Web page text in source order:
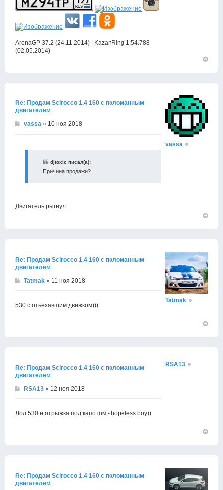
ArenaGP 37.2 (24.11.2014) | KazanRing 1:54.788
(02.05.2014)
Re: Продам Scirocco 1.4 160 с поломанным
двигателем
vassa » 10 ноя 2018
djtoxic писал(а):
Причина продажи?
Двигатель рыгнул
vassa
Re: Продам Scirocco 1.4 160 с поломанным
двигателем
Tatmak » 11 ноя 2018
530 с отьехавшим движком)))
Tatmak
Re: Продам Scirocco 1.4 160 с поломанным
двигателем
RSA13 » 12 ноя 2018
Лол 530 и отрыжка под капотом - hopeless boy))
RSA13
Re: Продам Scirocco 1.4 160 с поломанным
двигателем